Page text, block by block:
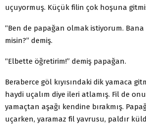
uçuyormuş. Küçük filin çok hoşuna
“Ben de papağan olmak istiyorum. Bana
misin?” demiş.
“Elbette öğretirim!” demiş papağan.
Beraberce göl kıyısındaki dik yamaca
haydi uçalım diye ileri atlamış. Fil de
yamaçtan aşağı kendine bırakmış.
uçarken, yaramaz fil yavrusu, paldır